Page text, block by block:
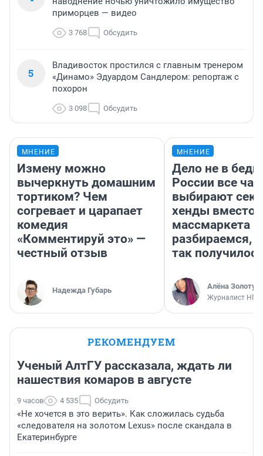
приморцев — видео
3 768 Обсудить
5
Владивосток простился с главным тренером
«Динамо» Эдуардом Сандлером: репортаж с
похорон
3 098 Обсудить
МНЕНИЕ
Измену можно
вычеркнуть домашним
тортиком? Чем
согревает и царапает
комедия
«Комментируй это» —
честный отзыв
Надежда Губарь
МНЕНИЕ
Дело не в
России все
выбирают
хенды вместо
массмаркета —
разбираемся,
так
Алёна
Журналист НГС
РЕКОМЕНДУЕМ
Ученый АлтГУ рассказала, ждать ли
нашествия комаров в августе
9 часов 4 535 Обсудить
«Не хочется в это верить». Как сложилась судьба
«следователя на золотом Lexus» после скандала в
Екатеринбурге